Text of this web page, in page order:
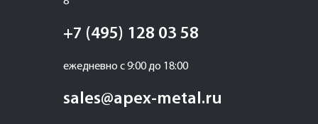
+7 (495) 128 03 58
ежедневно с 9:00 до 18:00
sales@apex-metal.ru